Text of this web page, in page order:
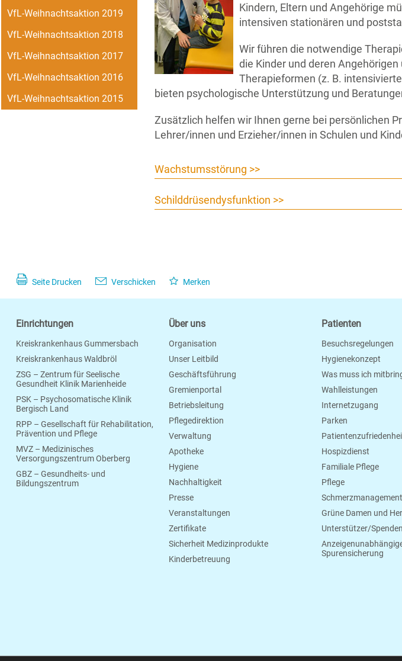
VfL-Weihnachtsaktion 2019
VfL-Weihnachtsaktion 2018
VfL-Weihnachtsaktion 2017
VfL-Weihnachtsaktion 2016
VfL-Weihnachtsaktion 2015
Kindern, Eltern und Angehörige
intensiven stationären und
Wir führen die notwendige
die Kinder und deren
Therapieformen (z. B.
bieten psychologische Unterstützung und
Zusätzlich helfen wir Ihnen gerne bei persönlichen
Lehrer/innen und Erzieher/innen in Schulen und
Wachstumsstörung >>
Schilddrüsendysfunktion >>
Seite Drucken Verschicken Merken
Einrichtungen
Kreiskrankenhaus Gummersbach
Kreiskrankenhaus Waldbröl
ZSG – Zentrum für Seelische
Gesundheit Klinik Marienheide
PSK – Psychosomatische Klinik
Bergisch Land
RPP – Gesellschaft für Rehabilitation,
Prävention und Pflege
MVZ – Medizinisches
Versorgungszentrum Oberberg
GBZ – Gesundheits- und
Bildungszentrum
Über uns
Organisation
Unser Leitbild
Geschäftsführung
Gremienportal
Betriebsleitung
Pflegedirektion
Verwaltung
Apotheke
Hygiene
Nachhaltigkeit
Presse
Veranstaltungen
Zertifikate
Sicherheit Medizinprodukte
Kinderbetreuung
Patienten
Besuchsregelungen
Hygienekonzept
Was muss ich
Wahlleistungen
Internetzugang
Parken
Hospizdienst
Familiale Pflege
Pflege
Schmerzmanagement
Grüne Damen und
Unterstützer/Spenden
Spurensicherung